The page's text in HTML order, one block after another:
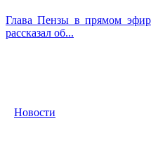
Глава Пензы в прямом
рассказал об...
Новости